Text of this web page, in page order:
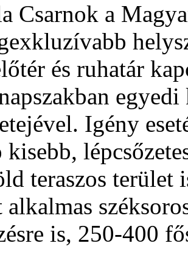
Csarnok a
és ruhatár
Igény
teraszos terület
alkalmas
is, 250-400